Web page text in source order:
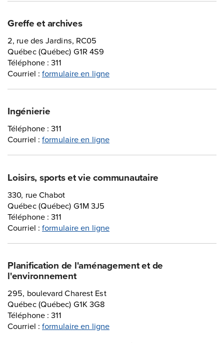
Greffe et archives
2, rue des Jardins, RC05
Québec (Québec) G1R 4S9
Téléphone : 311
Courriel :formulaire en ligne
Ingénierie
Téléphone : 311
Courriel :formulaire en ligne
Loisirs, sports et vie communautaire
330, rue Chabot
Québec (Québec) G1M 3J5
Téléphone : 311
Courriel :formulaire en ligne
Planification de l'aménagement et de
l'environnement
295, boulevard Charest Est
Québec (Québec) G1K 3G8
Téléphone : 311
Courriel :formulaire en ligne